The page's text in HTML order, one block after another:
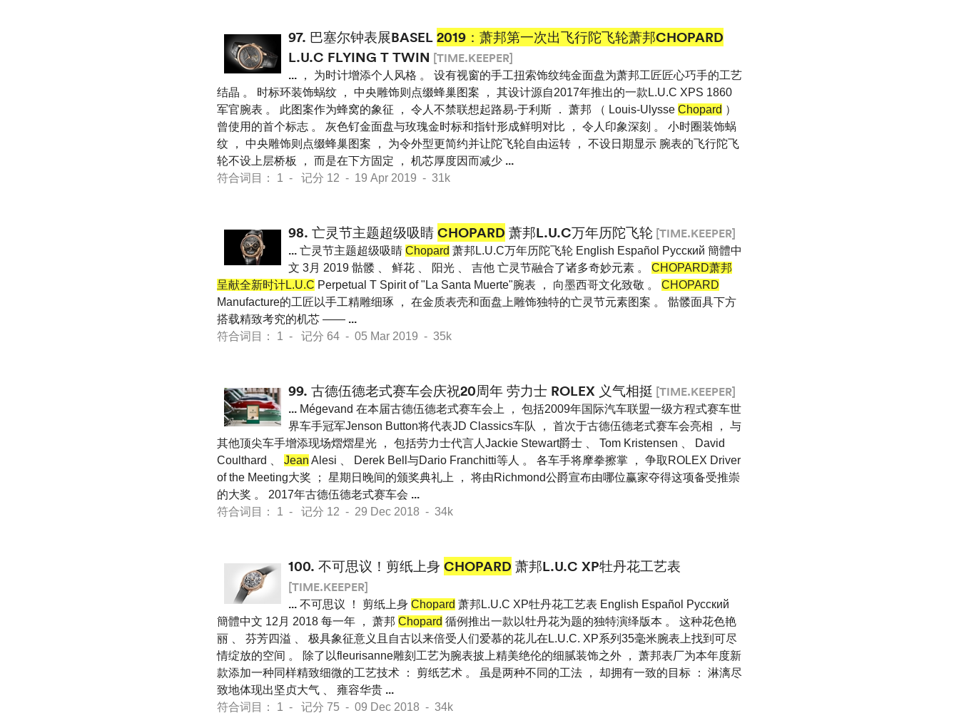
97. 巴塞尔钟表展BASEL2019：萧邦第一次出飞行陀飞轮萧邦CHOPARD
L.U.C FLYING T TWIN [TIME.KEEPER]
... ， 为时计增添个人风格 。 设有视窗的手工扭索饰纹纯金面盘为萧邦工匠匠心巧手的工艺
结晶 。 时标环装饰蜗纹 ， 中央雕饰则点缀蜂巢图案 ， 其设计源自2017年推出的一款L.U.C XPS 1860
军官腕表 。 此图案作为蜂窝的象征 ， 令人不禁联想起路易-于利斯 ． 萧邦 （ Louis-Ulysse Chopard ）
曾使用的首个标志 。 灰色钌金面盘与玫瑰金时标和指针形成鲜明对比 ， 令人印象深刻 。 小时圈装饰蜗
纹 ， 中央雕饰则点缀蜂巢图案 ， 为令外型更简约并让陀飞轮自由运转 ， 不设日期显示 腕表的飞行陀飞
轮不设上层桥板 ， 而是在下方固定 ， 机芯厚度因而减少 ...
符合词目： 1 - 记分 12 - 19 Apr 2019 - 31k
98. 亡灵节主题超级吸睛CHOPARD 萧邦L.U.C万年历陀飞轮 [TIME.KEEPER]
... 亡灵节主题超级吸睛 Chopard 萧邦L.U.C万年历陀飞轮 English Español Pусский 簡體中
文 3月 2019 骷髅 、 鲜花 、 阳光 、 吉他 亡灵节融合了诸多奇妙元素 。 CHOPARD萧邦
呈献全新时计L.U.C Perpetual T Spirit of "La Santa Muerte"腕表 ， 向墨西哥文化致敬 。 CHOPARD
Manufacture的工匠以手工精雕细琢 ， 在金质表壳和面盘上雕饰独特的亡灵节元素图案 。 骷髅面具下方
搭载精致考究的机芯 —— ...
符合词目： 1 - 记分 64 - 05 Mar 2019 - 35k
99. 古德伍德老式赛车会庆祝20周年 劳力士 ROLEX 义气相挺 [TIME.KEEPER]
... Mégevand 在本届古德伍德老式赛车会上 ， 包括2009年国际汽车联盟一级方程式赛车世
界车手冠军Jenson Button将代表JD Classics车队 ， 首次于古德伍德老式赛车会亮相 ， 与
其他顶尖车手增添现场熠熠星光 ， 包括劳力士代言人Jackie Stewart爵士 、 Tom Kristensen 、 David
Coulthard 、 Jean Alesi 、 Derek Bell与Dario Franchitti等人 。 各车手将摩拳擦掌 ， 争取ROLEX Driver
of the Meeting大奖 ； 星期日晚间的颁奖典礼上 ， 将由Richmond公爵宣布由哪位赢家夺得这项备受推崇
的大奖 。 2017年古德伍德老式赛车会 ...
符合词目： 1 - 记分 12 - 29 Dec 2018 - 34k
100. 不可思议！剪纸上身 CHOPARD 萧邦L.U.C XP牡丹花工艺表
[TIME.KEEPER]
... 不可思议 ！ 剪纸上身 Chopard 萧邦L.U.C XP牡丹花工艺表 English Español Pусский
簡體中文 12月 2018 每一年 ， 萧邦 Chopard 循例推出一款以牡丹花为题的独特演绎版本 。 这种花色艳
丽 、 芬芳四溢 、 极具象征意义且自古以来倍受人们爱慕的花儿在L.U.C. XP系列35毫米腕表上找到可尽
情绽放的空间 。 除了以fleurisanne雕刻工艺为腕表披上精美绝伦的细腻装饰之外 ， 萧邦表厂为本年度新
款添加一种同样精致细微的工艺技术 ： 剪纸艺术 。 虽是两种不同的工法 ， 却拥有一致的目标 ： 淋漓尽
致地体现出坚贞大气 、 雍容华贵 ...
符合词目： 1 - 记分 75 - 09 Dec 2018 - 34k